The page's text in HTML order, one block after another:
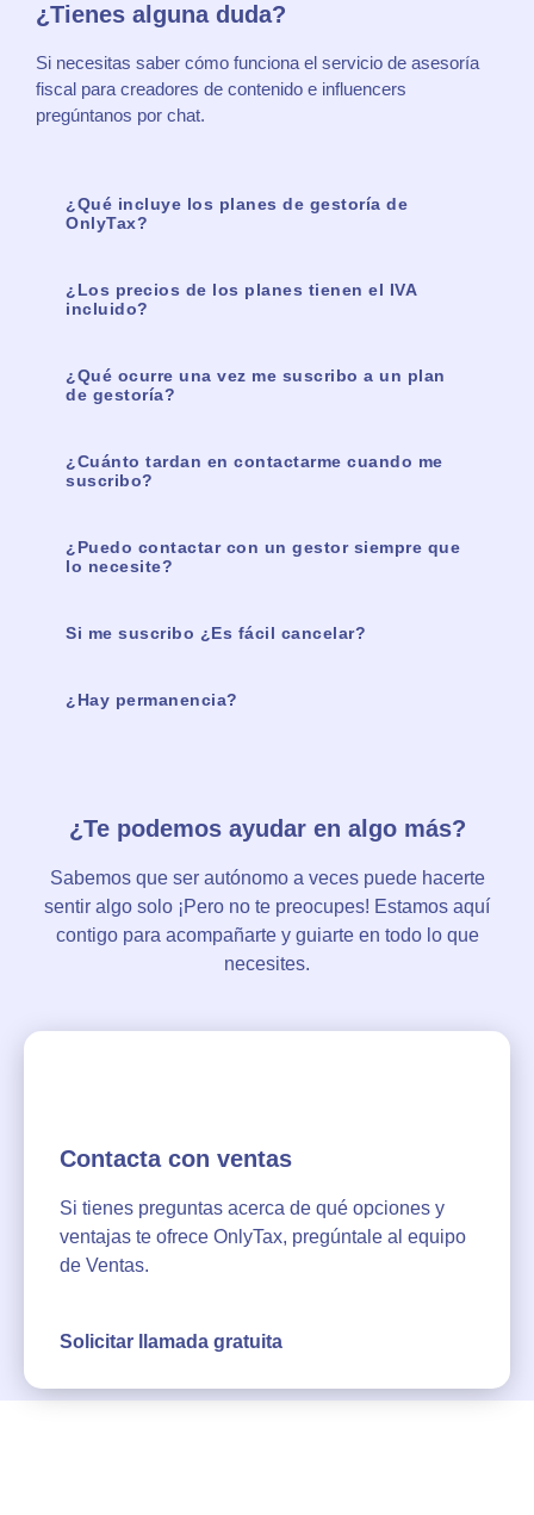
¿Tienes alguna duda?
Si necesitas saber cómo funciona el servicio de asesoría
fiscal para creadores de contenido e influencers
pregúntanos por chat.
¿Qué incluye los planes de gestoría de
OnlyTax?
¿Los precios de los planes tienen el IVA
incluido?
¿Qué ocurre una vez me suscribo a un plan
de gestoría?
¿Cuánto tardan en contactarme cuando me
suscribo?
¿Puedo contactar con un gestor siempre que
lo necesite?
Si me suscribo ¿Es fácil cancelar?
¿Hay permanencia?
¿Te podemos ayudar en algo más?
Sabemos que ser autónomo a veces puede hacerte
sentir algo solo ¡Pero no te preocupes! Estamos aquí
contigo para acompañarte y guiarte en todo lo que
necesites.
Contacta con ventas
Si tienes preguntas acerca de qué opciones y
ventajas te ofrece OnlyTax, pregúntale al equipo
de Ventas.
Solicitar llamada gratuita